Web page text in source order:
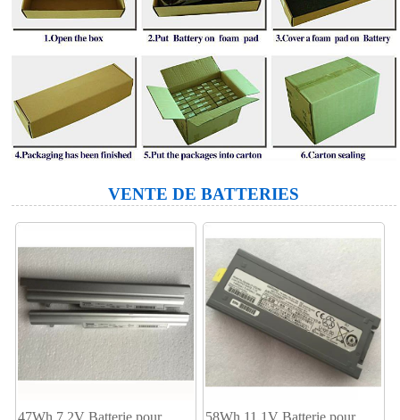
VENTE DE BATTERIES
47Wh 7.2V Batterie pour
58Wh 11.1V Batterie pour